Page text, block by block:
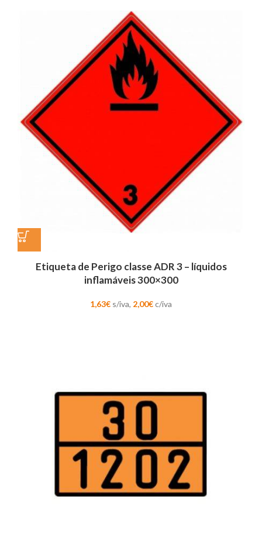
Etiqueta de Perigo classe ADR 3 – líquidos
inflamáveis 300×300
1,63€ s/iva, 2,00€c/iva